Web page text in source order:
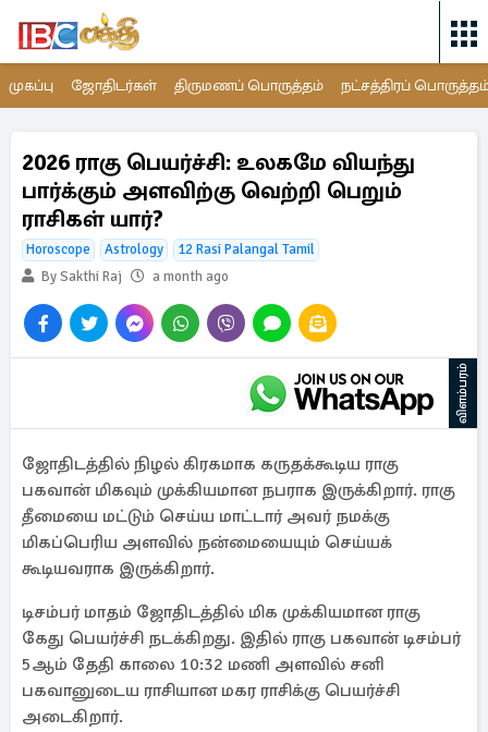
முகப்பு ஜோதிடர்கள் திருமணப் பொருத்தம் நட்சத்திரப்
2026 ராகு பெயர்ச்சி: உலகமே வியந்து
பார்க்கும் அளவிற்கு வெற்றி பெறும்
ராசிகள் யார்?
Horoscope Astrology
12 Rasi Palangal Tamil
By Sakthi Raj
a month ago
விளம்பரம்
ஜோதிடத்தில் நிழல் கிரகமாக கருதக்கூடிய ராகு
பகவான் மிகவும் முக்கியமான நபராக இருக்கிறார். ராகு
தீமையை மட்டும் செய்ய மாட்டார் அவர் நமக்கு
மிகப்பெரிய அளவில் நன்மையையும் செய்யக்
கூடியவராக இருக்கிறார்.
டிசம்பர் மாதம் ஜோதிடத்தில் மிக முக்கியமான ராகு
கேது பெயர்ச்சி நடக்கிறது. இதில் ராகு பகவான் டிசம்பர்
5ஆம் தேதி காலை 10:32 மணி அளவில் சனி
பகவானுடைய ராசியான மகர ராசிக்கு பெயர்ச்சி
அடைகிறார்.